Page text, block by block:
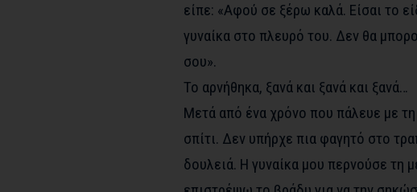
είπε: «Αφού σε ξέρω καλά. Είσαι το
γυναίκα στο πλευρό του. Δεν θα
σου».
Το αρνήθηκα, ξανά και ξανά και ξανά…
Μετά από ένα χρόνο που πάλευε με
σπίτι. Δεν υπήρχε πια φαγητό στο
δουλειά. Η γυναίκα μου περνούσε τη